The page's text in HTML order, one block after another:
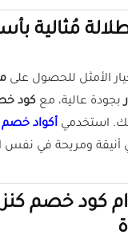
مُثالية
بجودة عالية، مع كود
استخدمي أكواد خصم
أنيقة ومريحة في نفس